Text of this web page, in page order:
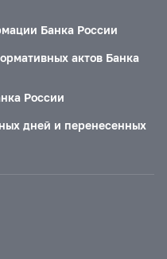
Банка России
актов Банка
России
дней и перенесенных